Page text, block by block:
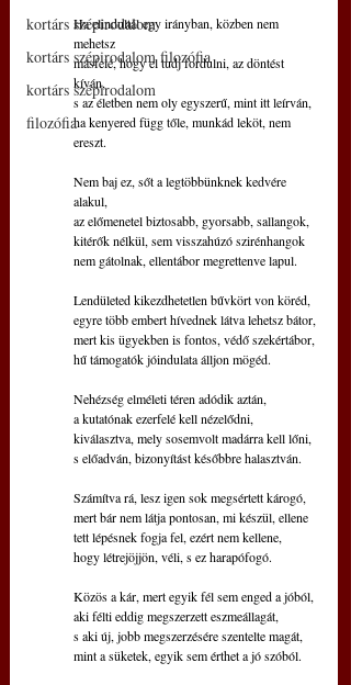
kortárs szépirodalom
kortárs szépirodalom filozófia
kortárs szépirodalom
filozófia
Ha elindultál egy irányban, közben nem
mehetsz
másfelé, hogy el tudj fordulni, az döntést
kíván,
s az életben nem oly egyszerű, mint itt leírván,
ha kenyered függ tőle, munkád leköt, nem
ereszt.
Nem baj ez, sőt a legtöbbünknek kedvére
alakul,
az előmenetel biztosabb, gyorsabb, sallangok,
kitérők nélkül, sem visszahúzó szirénhangok
nem gátolnak, ellentábor megrettenve lapul.
Lendületed kikezdhetetlen bűvkört von köréd,
egyre több embert hívednek látva lehetsz bátor,
mert kis ügyekben is fontos, védő szekértábor,
hű támogatók jóindulata álljon mögéd.
Nehézség elméleti téren adódik aztán,
a kutatónak ezerfelé kell nézelődni,
kiválasztva, mely sosemvolt madárra kell lőni,
s előadván, bizonyítást későbbre halasztván.
Számítva rá, lesz igen sok megsértett károgó,
mert bár nem látja pontosan, mi készül, ellene
tett lépésnek fogja fel, ezért nem kellene,
hogy létrejöjjön, véli, s ez harapófogó.
Közös a kár, mert egyik fél sem enged a jóból,
aki félti eddig megszerzett eszmeállagát,
s aki új, jobb megszerzésére szentelte magát,
mint a süketek, egyik sem érthet a jó szóból.